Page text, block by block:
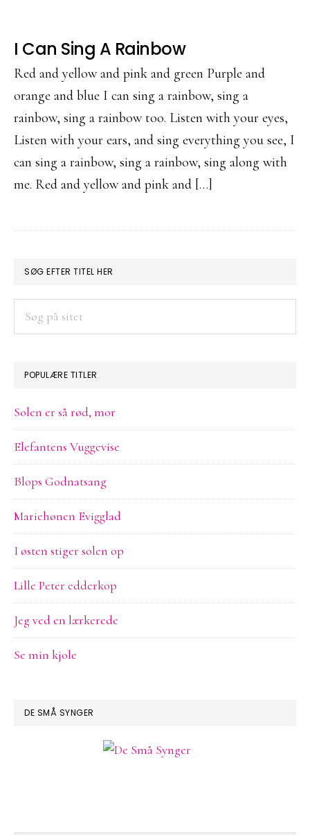
I Can Sing A Rainbow
Red and yellow and pink and green Purple and
orange and blue I can sing a rainbow, sing a
rainbow, sing a rainbow too. Listen with your eyes,
Listen with your ears, and sing everything you see, I
can sing a rainbow, sing a rainbow, sing along with
me. Red and yellow and pink and […]
PRIMÆR
SIDEBAR
SØG EFTER TITEL HER
POPULÆRE TITLER
Solen er så rød, mor
Elefantens Vuggevise
Blops Godnatsang
Mariehønen Evigglad
I østen stiger solen op
Lille Peter edderkop
Jeg ved en lærkerede
Se min kjole
DE SMÅ SYNGER